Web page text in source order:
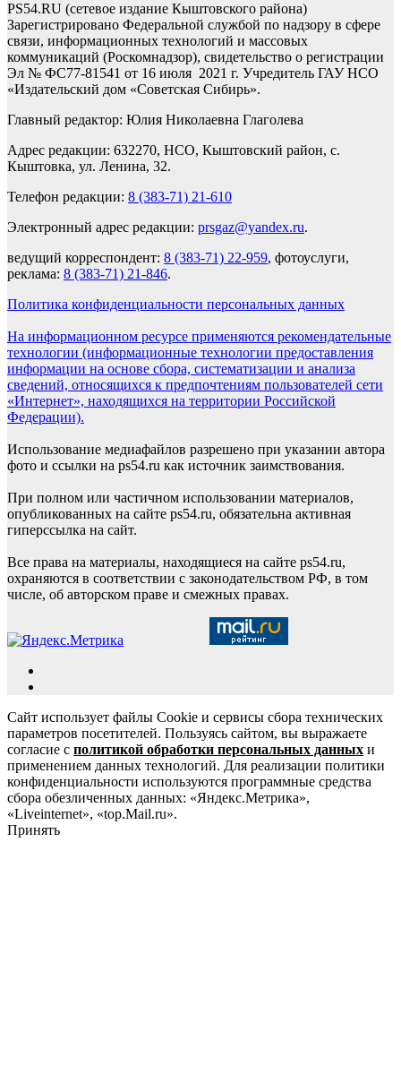
PS54.RU (сетевое издание Кыштовского района)
Зарегистрировано Федеральной службой по надзору в сфере
связи, информационных технологий и массовых
коммуникаций (Роскомнадзор), свидетельство о регистрации
Эл № ФС77-81541 от 16 июля 2021 г. Учредитель ГАУ НСО
«Издательский дом «Советская Сибирь».
Главный редактор: Юлия Николаевна Глаголева
Адрес редакции: 632270, НСО, Кыштовский район, с.
Кыштовка, ул. Ленина, 32.
Телефон редакции: 8 (383-71) 21-610
Электронный адрес редакции: prsgaz@yandex.ru.
ведущий корреспондент: 8 (383-71) 22-959, фотоуслуги,
реклама: 8 (383-71) 21-846.
Политика конфиденциальности персональных данных
На информационном ресурсе применяются рекомендательные
технологии (информационные технологии предоставления
информации на основе сбора, систематизации и анализа
сведений, относящихся к предпочтениям пользователей сети
«Интернет», находящихся на территории Российской
Федерации).
Использование медиафайлов разрешено при указании автора
фото и ссылки на ps54.ru как источник заимствования.
При полном или частичном использовании материалов,
опубликованных на сайте ps54.ru, обязательна активная
гиперссылка на сайт.
Все права на материалы, находящиеся на сайте ps54.ru,
охраняются в соответствии с законодательством РФ, в том
числе, об авторском праве и смежных правах.
Сайт использует файлы Cookie и сервисы сбора технических
параметров посетителей. Пользуясь сайтом, вы выражаете
согласие с политикой обработки персональных данных и
применением данных технологий. Для реализации политики
конфиденциальности используются программные средства
сбора обезличенных данных: «Яндекс.Метрика»,
«Liveinternet», «top.Mail.ru».
Принять